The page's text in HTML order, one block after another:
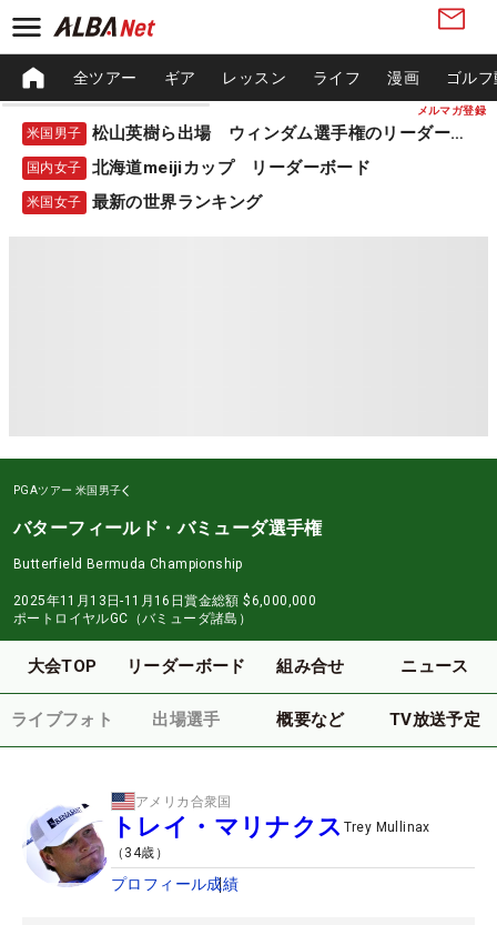
メルマガ登録
全ツアー ギア レッスン ライフ 漫画 ゴル
米国男子 松山英樹ら出場 ウィンダム選手権のリーダーボード
国内女子 北海道meijiカップ リーダーボード
米国女子 最新の世界ランキング
PGAツアー 米国男子
バターフィールド・バミューダ選手権
Butterfield Bermuda Championship
2025年11月13日-11月16日賞金総額 $6,000,000
ポートロイヤルGC（バミューダ諸島）
大会TOP リーダーボード 組み合せ ニュース
ライブフォト 出場選手 概要など TV放送予定
アメリカ合衆国
トレイ・マリナクス Trey Mullinax
（ 34歳）
プロフィール成績